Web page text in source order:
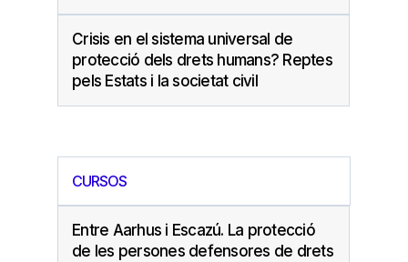
Crisis en el sistema universal de
protecció dels drets humans? Reptes
pels Estats i la societat civil
CURSOS
Entre Aarhus i Escazú. La protecció
de les persones defensores de drets